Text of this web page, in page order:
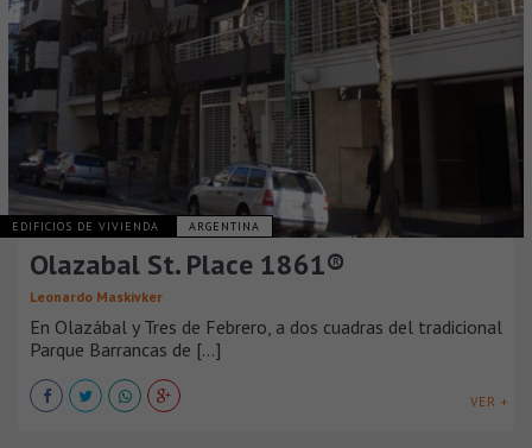
EDIFICIOS DE VIVIENDA ARGENTINA
Olazabal St. Place 1861®
Leonardo Maskivker
En Olazábal y Tres de Febrero, a dos cuadras del tradicional
Parque Barrancas de [...]
VER +